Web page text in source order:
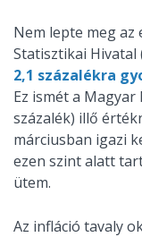
Nem lepte meg az
Statisztikai Hivatal
2,1 százalékra
Ez ismét a
százalék) illő
márciusban igazi
ezen szint alatt
ütem.
Az infláció tavaly